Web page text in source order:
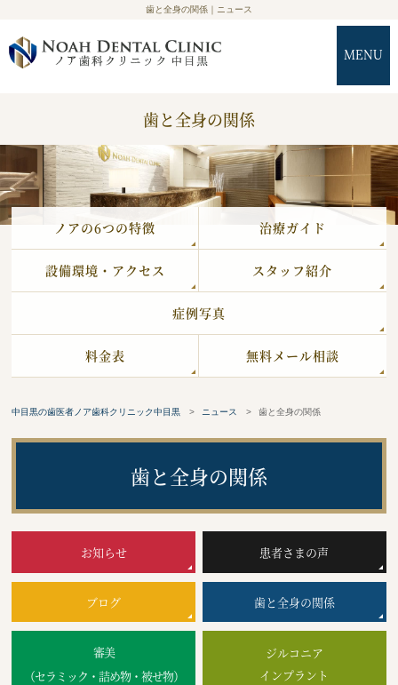
歯と全身の関係｜ニュース
MENU
歯と全身の関係
ノアの6つの特徴 治療ガイド
設備環境・アクセス スタッフ紹介
症例写真
セラミックの症例写真 矯正治療の症例写真
根管治療の症例写真 インプラントの症例写真
皮膚疾患の症例写真 その他の症例写真
料金表 無料メール相談
中目黒の歯医者ノア歯科クリニック中目黒 ニュース 歯と全身の関係
歯と全身の関係
お知らせ 患者さまの声
ブログ 歯と全身の関係
審美
（セラミック・詰め物・被せ物）
ジルコニア
インプラント